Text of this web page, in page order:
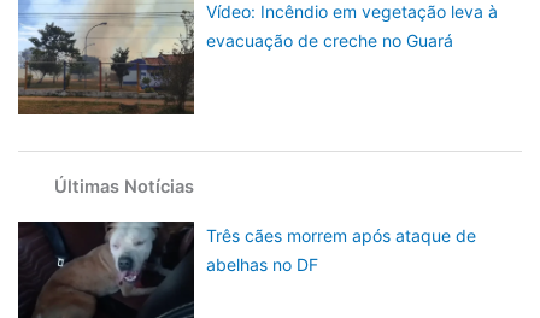
Vídeo: Incêndio em vegetação leva à
evacuação de creche no Guará
Últimas Notícias
Três cães morrem após ataque de
abelhas no DF